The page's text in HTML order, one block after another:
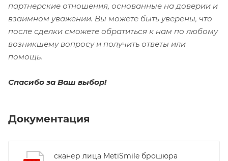
партнерские отношения, основанные на доверии и
взаимном уважении. Вы можете быть уверены, что
после сделки сможете обратиться к нам по любому
возникшему вопросу и получить ответы или
помощь.
Спасибо за Ваш выбор!
Документация
сканер лица MetiSmile брошюра